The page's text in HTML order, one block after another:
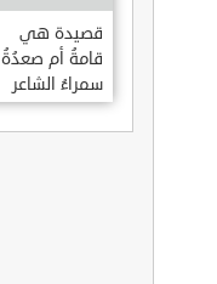
قصيدة هي
قامةُ أم صعدُةُ
سمراءُ الشاعر
سيف الدين
المشد